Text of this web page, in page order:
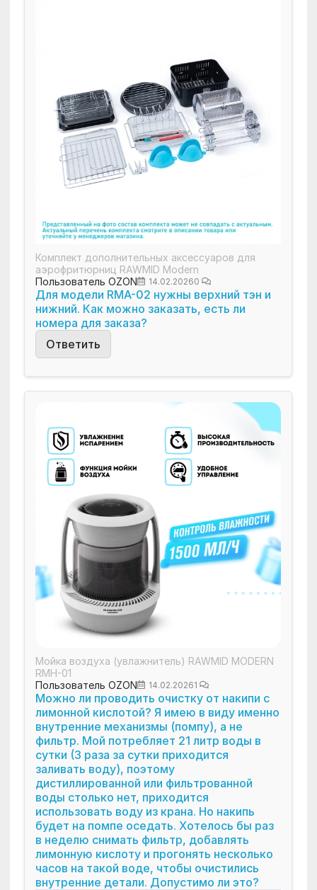
Комплект дополнительных аксессуаров для
аэрофритюрниц RAWMID Modern
Пользователь OZON
14.02.20260
Для модели RMA-02 нужны верхний тэн и
нижний. Как можно заказать, есть ли
номера для заказа?
Ответить
Мойка воздуха (увлажнитель) RAWMID MODERN
RMH-01
Пользователь OZON
14.02.20261
Можно ли проводить очистку от накипи с
лимонной кислотой? Я имею в виду именно
внутренние механизмы (помпу), а не
фильтр. Мой потребляет 21 литр воды в
сутки (3 раза за сутки приходится
заливать воду), поэтому
дистиллированной или фильтрованной
воды столько нет, приходится
использовать воду из крана. Но накипь
будет на помпе оседать. Хотелось бы раз
в неделю снимать фильтр, добавлять
лимонную кислоту и прогонять несколько
часов на такой воде, чтобы очистились
внутренние детали. Допустимо ли это?